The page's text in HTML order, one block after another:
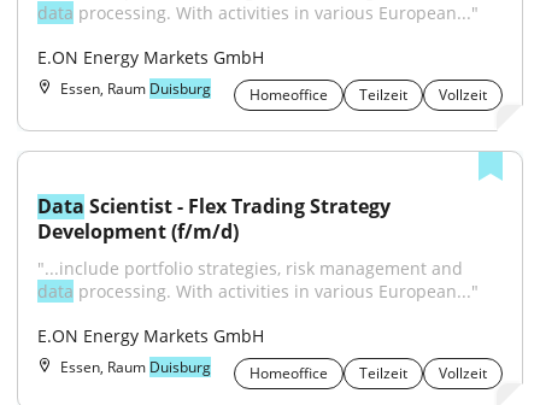
data processing. With activities in various European..."
E.ON Energy Markets GmbH
Essen, Raum Duisburg Homeoffice Teilzeit Vollzeit
Data Scientist - Flex Trading Strategy
Development (f/m/d)
data processing. With activities in various European..."
E.ON Energy Markets GmbH
Essen, Raum Duisburg Homeoffice Teilzeit Vollzeit